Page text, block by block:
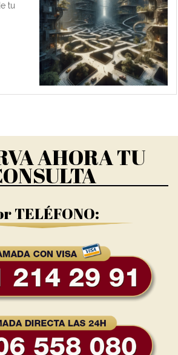
tu
AHORA TU
TELÉFONO: